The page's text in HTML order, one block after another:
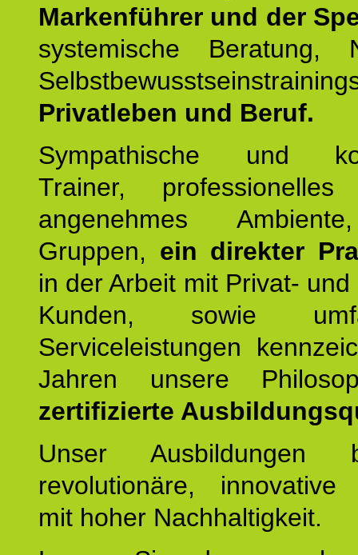
Markenführer und der
systemische Beratung,
Privatleben und Beruf.
Sympathische und
Trainer, professionelles
angenehmes
Gruppen, ein direkter
in der Arbeit mit Privat-
Kunden, sowie
Serviceleistungen
Jahren unsere
zertifizierte
Unser Ausbildungen
revolutionäre, innovative
mit hoher Nachhaltigkeit.